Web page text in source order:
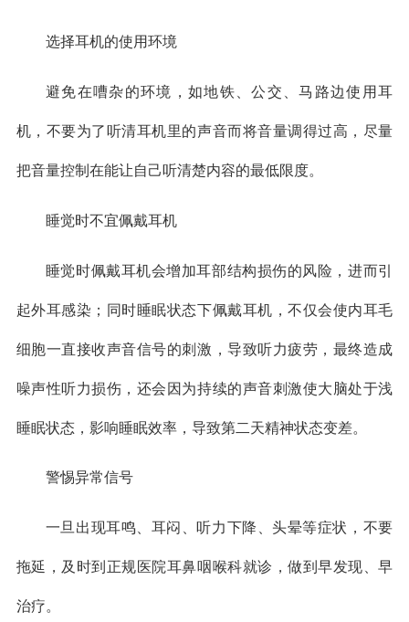
选择耳机的使用环境
避免在嘈杂的环境，如地铁、公交、马路边使用耳
机，不要为了听清耳机里的声音而将音量调得过高，尽量
把音量控制在能让自己听清楚内容的最低限度。
睡觉时不宜佩戴耳机
睡觉时佩戴耳机会增加耳部结构损伤的风险，进而引
起外耳感染；同时睡眠状态下佩戴耳机，不仅会使内耳毛
细胞一直接收声音信号的刺激，导致听力疲劳，最终造成
噪声性听力损伤，还会因为持续的声音刺激使大脑处于浅
睡眠状态，影响睡眠效率，导致第二天精神状态变差。
警惕异常信号
一旦出现耳鸣、耳闷、听力下降、头晕等症状，不要
拖延，及时到正规医院耳鼻咽喉科就诊，做到早发现、早
治疗。